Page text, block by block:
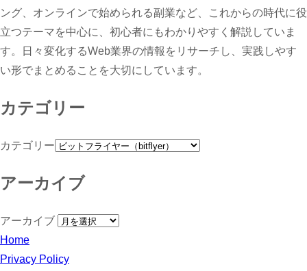
ング、オンラインで始められる副業など、これからの時代に役
立つテーマを中心に、初心者にもわかりやすく解説していま
す。日々変化するWeb業界の情報をリサーチし、実践しやす
い形でまとめることを大切にしています。
カテゴリー
カテゴリー
アーカイブ
アーカイブ
Home
Privacy Policy